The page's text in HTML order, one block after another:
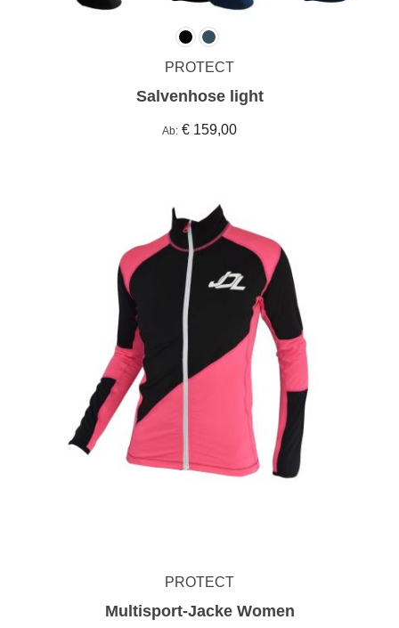
PROTECT
Salvenhose light
Ab € 159,00
PROTECT
Multisport-Jacke Women